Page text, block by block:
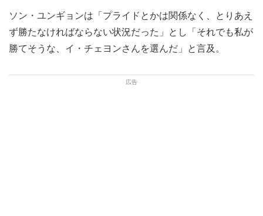
ソン・ユンギョンは「プライドとかは関係なく、とりあえ
ず勝たなければならない状況だった」とし「それでも私が
勝てそうな、イ・チェヨンさんを選んだ」と言及。